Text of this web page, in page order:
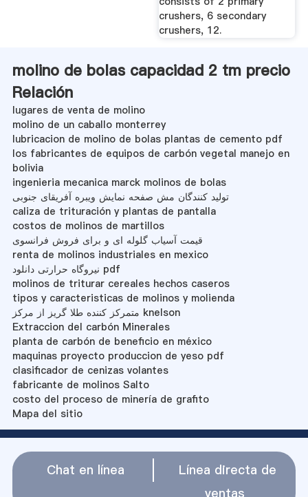
crushers, 6 secondary
crushers, 12.
molino de bolas capacidad 2 tm precio
Relación
lugares de venta de molino
molino de un caballo monterrey
lubricacion de molino de bolas plantas de cemento pdf
los fabricantes de equipos de carbón vegetal manejo en
bolivia
ingenieria mecanica marck molinos de bolas
تولید کنندگان مش صفحه نمایش ویبره آفریقای جنوبی
caliza de trituración y plantas de pantalla
costos de molinos de martillos
قیمت آسیاب گلوله ای و برای فروش فرانسوی
renta de molinos industriales en mexico
نیروگاه حرارتی دانلود pdf
molinos de triturar cereales hechos caseros
tipos y caracteristicas de molinos y molienda
متمرکز کننده طلا گریز از مرکز knelson
Extraccion del carbón Minerales
planta de carbón de beneficio en méxico
maquinas proyecto produccion de yeso pdf
clasificador de cenizas volantes
fabricante de molinos Salto
costo del proceso de minería de grafito
Mapa del sitio
Chat en línea
Línea directa de
ventas